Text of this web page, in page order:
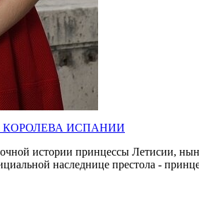
КОРОЛЕВА ИСПАНИИ
истории принцессы Летисии,
наследнице престола -